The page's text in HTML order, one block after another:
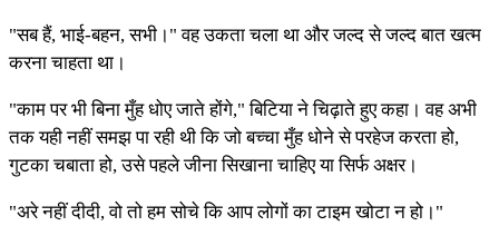
"सब हैं, भाई-बहन, सभी।" वह उकता चला था और जल्द से जल्द बात खत्म
करना चाहता था।
"काम पर भी बिना मुँह धोए जाते होंगे," बिटिया ने चिढ़ाते हुए कहा। वह अभी
तक यही नहीं समझ पा रही थी कि जो बच्चा मुँह धोने से परहेज करता हो,
गुटका चबाता हो, उसे पहले जीना सिखाना चाहिए या सिर्फ अक्षर।
"अरे नहीं दीदी, वो तो हम सोचे कि आप लोगों का टाइम खोटा न हो।"